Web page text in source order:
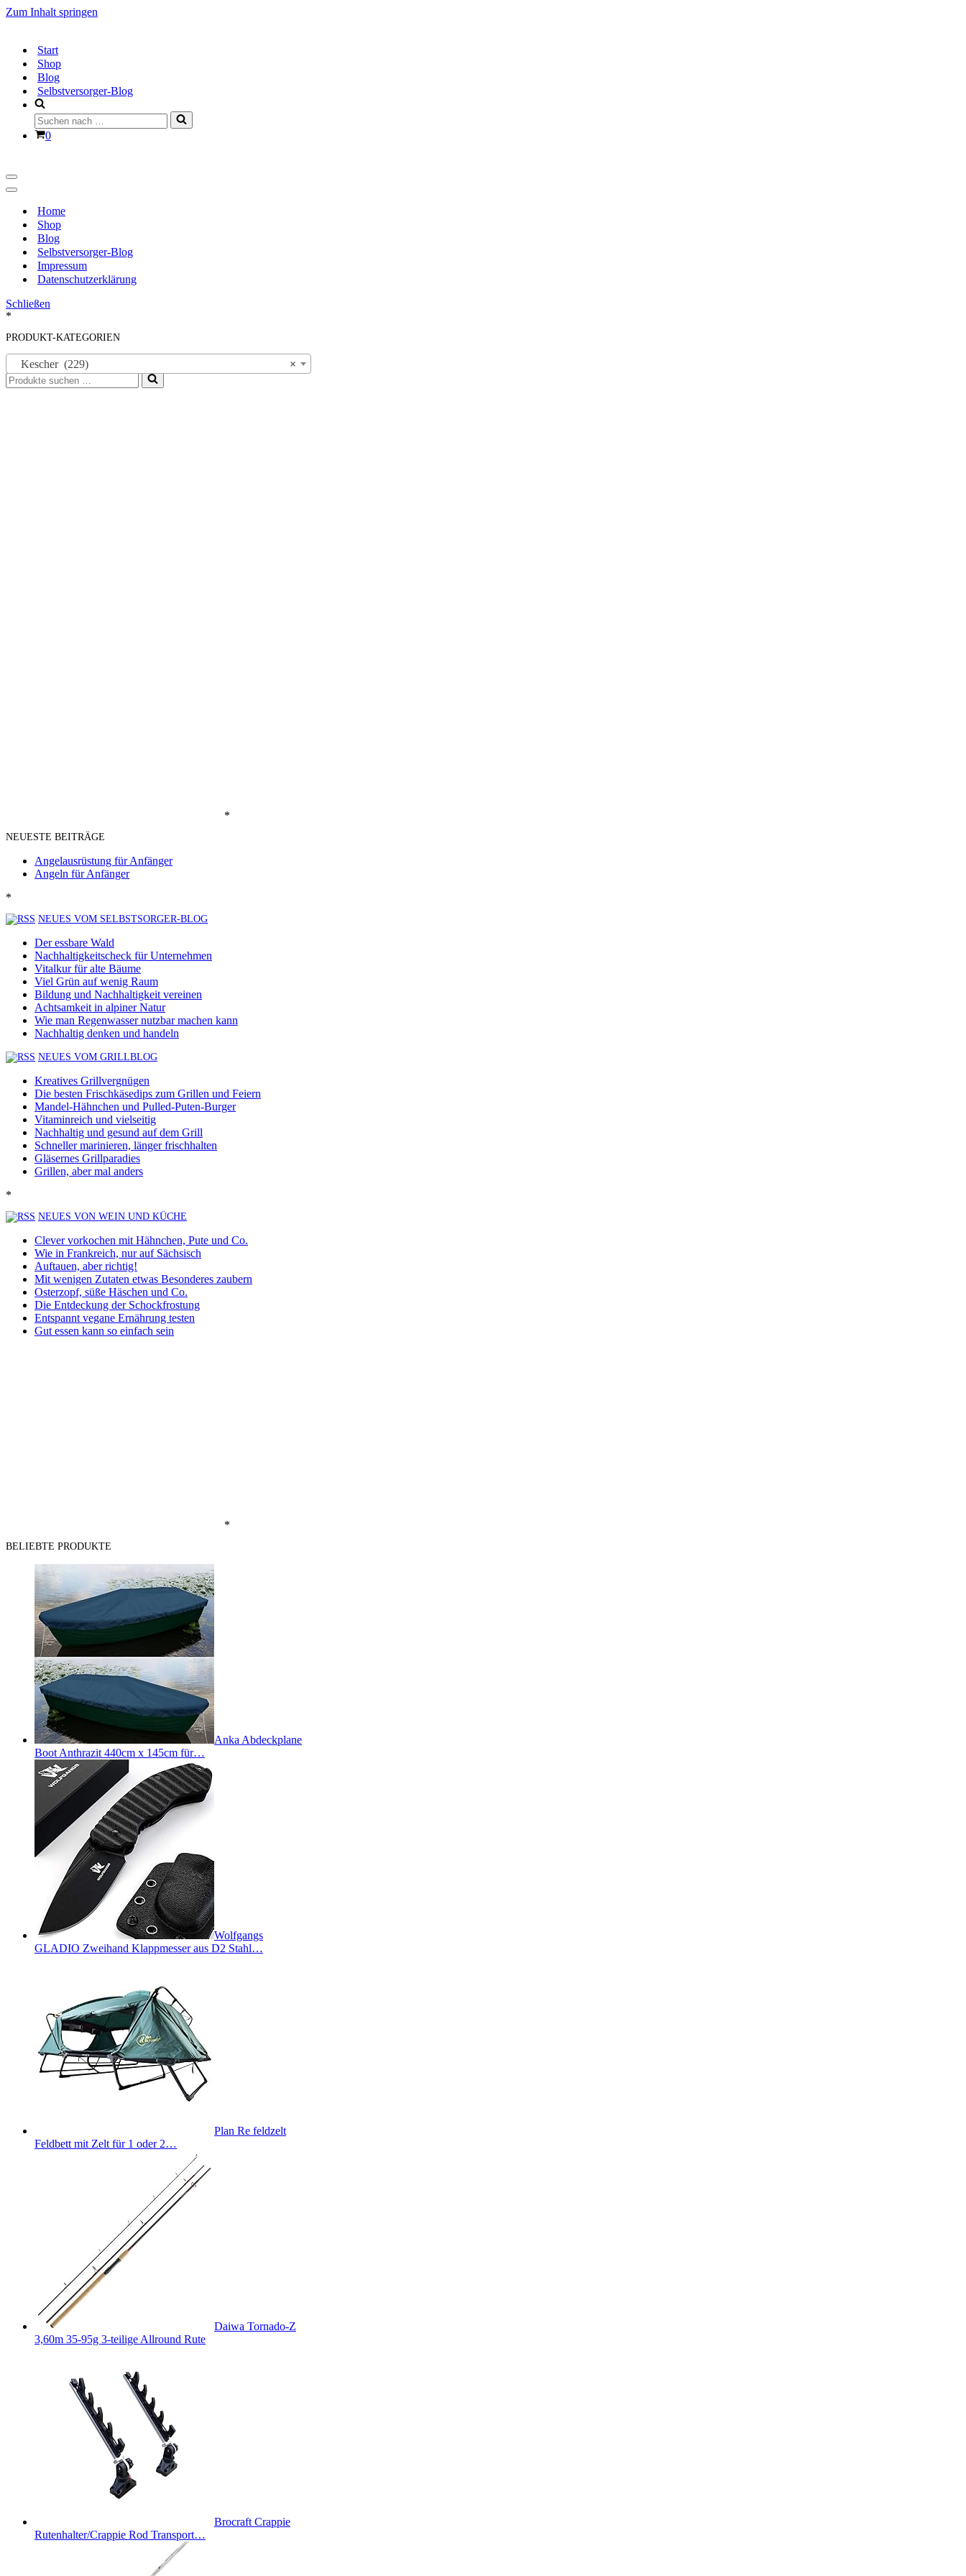
Zum Inhalt springen
Start
Shop
Blog
Selbstversorger-Blog
Suchen
nach …
Warenkorb
0
Navigationsmenü
Navigationsmenü
Home
Shop
Blog
Selbstversorger-Blog
Impressum
Datenschutzerklärung
Schließen
*
PRODUKT-KATEGORIEN
×
Kescher (229)
Suchen
nach …
*
NEUESTE BEITRÄGE
Angelausrüstung für Anfänger
Angeln für Anfänger
*
NEUES VOM SELBSTSORGER-BLOG
Der essbare Wald
Nachhaltigkeitscheck für Unternehmen
Vitalkur für alte Bäume
Viel Grün auf wenig Raum
Bildung und Nachhaltigkeit vereinen
Achtsamkeit in alpiner Natur
Wie man Regenwasser nutzbar machen kann
Nachhaltig denken und handeln
NEUES VOM GRILLBLOG
Kreatives Grillvergnügen
Die besten Frischkäsedips zum Grillen und Feiern
Mandel-Hähnchen und Pulled-Puten-Burger
Vitaminreich und vielseitig
Nachhaltig und gesund auf dem Grill
Schneller marinieren, länger frischhalten
Gläsernes Grillparadies
Grillen, aber mal anders
*
NEUES VON WEIN UND KÜCHE
Clever vorkochen mit Hähnchen, Pute und Co.
Wie in Frankreich, nur auf Sächsisch
Auftauen, aber richtig!
Mit wenigen Zutaten etwas Besonderes zaubern
Osterzopf, süße Häschen und Co.
Die Entdeckung der Schockfrostung
Entspannt vegane Ernährung testen
Gut essen kann so einfach sein
*
BELIEBTE PRODUKTE
Anka Abdeckplane
Boot Anthrazit 440cm x 145cm für…
Wolfgangs
GLADIO Zweihand Klappmesser aus D2 Stahl…
Plan Re feldzelt
Feldbett mit Zelt für 1 oder 2…
Daiwa Tornado-Z
3,60m 35-95g 3-teilige Allround Rute
Brocraft Crappie
Rutenhalter/Crappie Rod Transport…